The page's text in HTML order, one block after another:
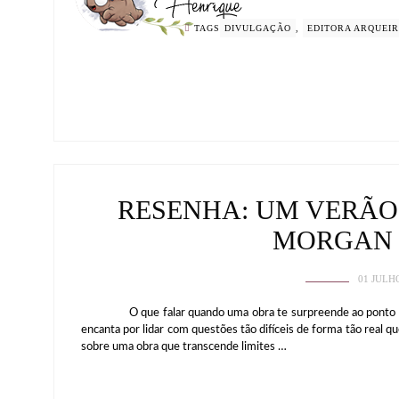
TAGS DIVULGAÇÃO , EDITORA
RESENHA: UM
01
O que falar quando uma obra te surpreende ao ponto de
encanta por lidar com questões tão difíceis de forma tão real
sobre uma obra que transcende limites …